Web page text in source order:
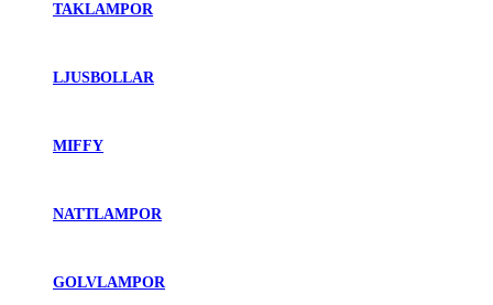
TAKLAMPOR
LJUSBOLLAR
MIFFY
NATTLAMPOR
GOLVLAMPOR